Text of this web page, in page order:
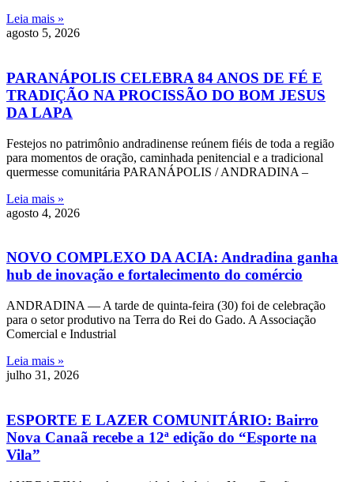
Leia mais »
agosto 5, 2026
PARANÁPOLIS CELEBRA 84 ANOS DE FÉ E
TRADIÇÃO NA PROCISSÃO DO BOM JESUS
DA LAPA
Festejos no patrimônio andradinense reúnem fiéis de toda a região
para momentos de oração, caminhada penitencial e a tradicional
quermesse comunitária PARANÁPOLIS / ANDRADINA –
Leia mais »
agosto 4, 2026
NOVO COMPLEXO DA ACIA: Andradina ganha
hub de inovação e fortalecimento do comércio
ANDRADINA — A tarde de quinta-feira (30) foi de celebração
para o setor produtivo na Terra do Rei do Gado. A Associação
Comercial e Industrial
Leia mais »
julho 31, 2026
ESPORTE E LAZER COMUNITÁRIO: Bairro
Nova Canaã recebe a 12ª edição do “Esporte na
Vila”